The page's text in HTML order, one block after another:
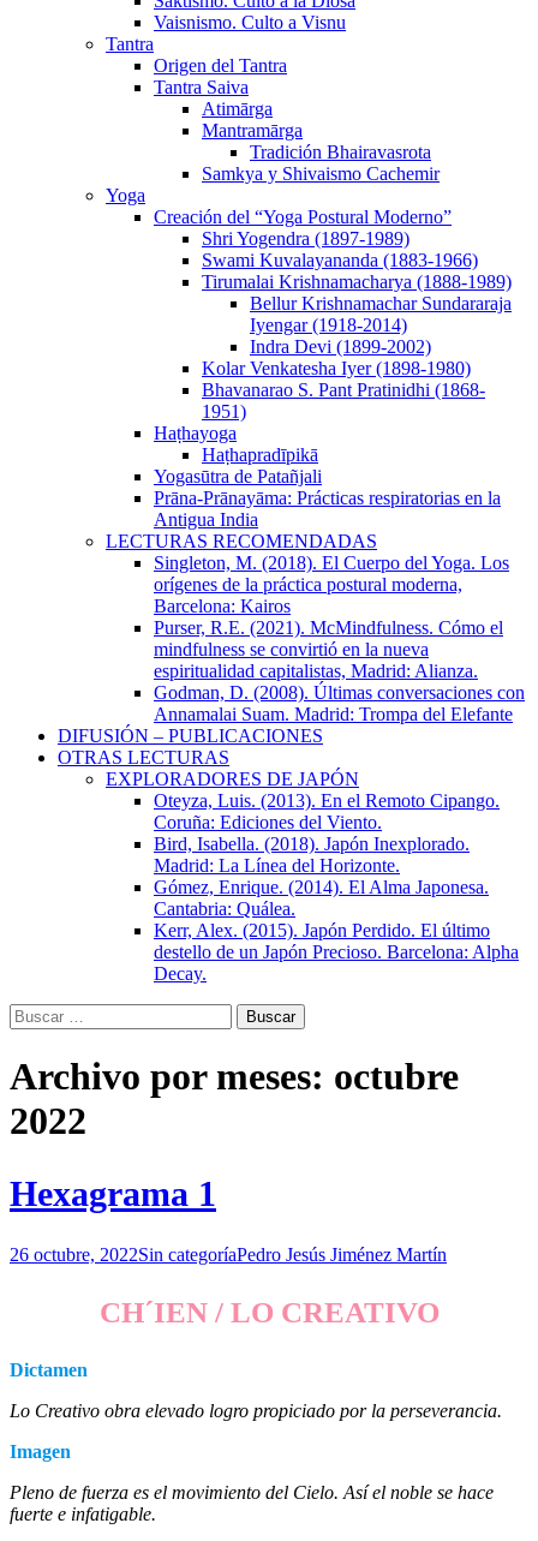
Vaisnismo. Culto a Visnu
Tantra
Origen del Tantra
Tantra Saiva
Atimārga
Mantramārga
Tradición Bhairavasrota
Samkya y Shivaismo Cachemir
Yoga
Creación del “Yoga Postural Moderno”
Shri Yogendra (1897-1989)
Swami Kuvalayananda (1883-1966)
Tirumalai Krishnamacharya (1888-1989)
Bellur Krishnamachar Sundararaja
Iyengar (1918-2014)
Indra Devi (1899-2002)
Kolar Venkatesha Iyer (1898-1980)
Bhavanarao S. Pant Pratinidhi (1868-
1951)
Haṭhayoga
Haṭhapradīpikā
Yogasūtra de Patañjali
Prāna-Prānayāma: Prácticas respiratorias en la
Antigua India
LECTURAS RECOMENDADAS
Singleton, M. (2018). El Cuerpo del Yoga. Los
orígenes de la práctica postural moderna,
Barcelona: Kairos
Purser, R.E. (2021). McMindfulness. Cómo el
mindfulness se convirtió en la nueva
espiritualidad capitalistas, Madrid: Alianza.
Godman, D. (2008). Últimas conversaciones con
Annamalai Suam. Madrid: Trompa del Elefante
DIFUSIÓN – PUBLICACIONES
OTRAS LECTURAS
EXPLORADORES DE JAPÓN
Oteyza, Luis. (2013). En el Remoto Cipango.
Coruña: Ediciones del Viento.
Bird, Isabella. (2018). Japón Inexplorado.
Madrid: La Línea del Horizonte.
Gómez, Enrique. (2014). El Alma Japonesa.
Cantabria: Quálea.
Kerr, Alex. (2015). Japón Perdido. El último
destello de un Japón Precioso. Barcelona: Alpha
Decay.
Buscar:
Archivo por meses: octubre
2022
Hexagrama 1
26 octubre, 2022Sin categoríaPedro Jesús Jiménez Martín
CH´IEN / LO CREATIVO
Dictamen
Lo Creativo obra elevado logro propiciado por la perseverancia.
Imagen
Pleno de fuerza es el movimiento del Cielo. Así el noble se hace
fuerte e infatigable.